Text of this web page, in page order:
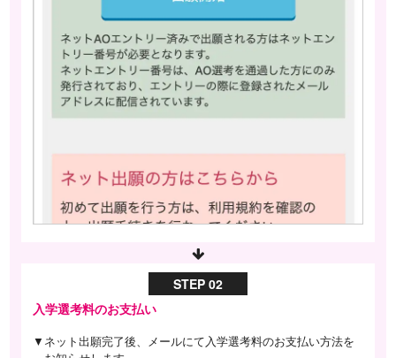
STEP 02
入学選考料のお支払い
▼ネット出願完了後、メールにて入学選考料のお支払い方法を